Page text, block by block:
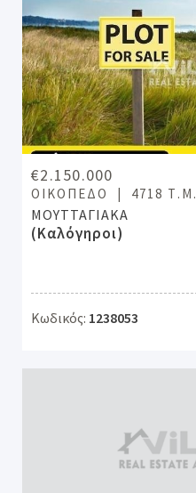
€2.150.000
ΟΙΚΌΠΕΔΟ 4718 Τ.Μ.
ΜΟΥΤΤΑΓΙΑΚΑ
(Καλόγηροι)
Κωδικός: 1238053